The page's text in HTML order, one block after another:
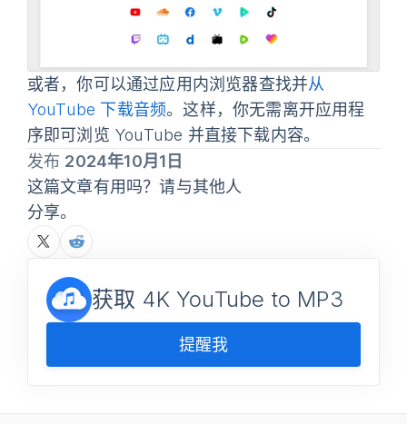
或者，你可以通过应用内浏览器查找并从
YouTube 下载音频。这样，你无需离开应用程
序即可浏览 YouTube 并直接下载内容。
发布 2024年10月1日
这篇文章有用吗？请与其他人
分享。
获取 4K YouTube to MP3
提醒我